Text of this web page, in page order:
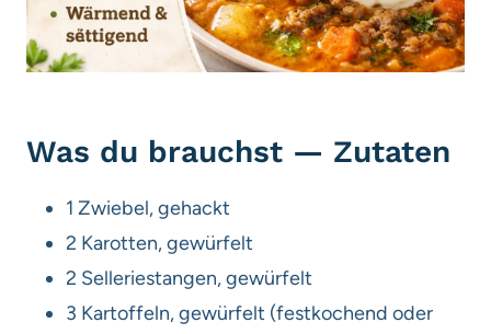
Was du brauchst — Zutaten
1 Zwiebel, gehackt
2 Karotten, gewürfelt
2 Selleriestangen, gewürfelt
3 Kartoffeln, gewürfelt (festkochend oder